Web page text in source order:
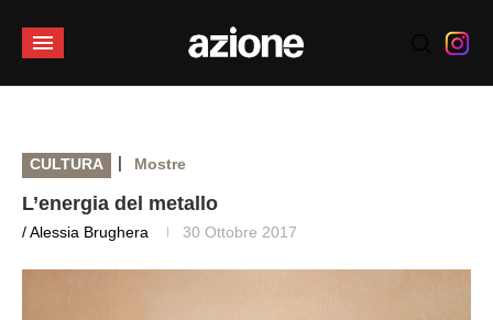
CULTURA | Mostre
L’energia del metallo
/ Alessia Brughera 30 Ottobre 2017